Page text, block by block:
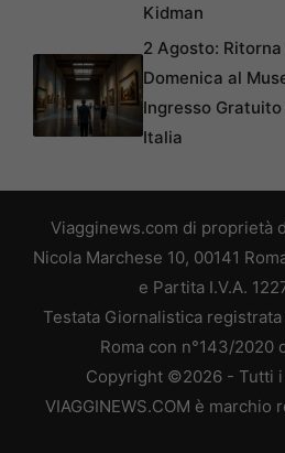
Kidman
2 Agosto: Ritorna
Domenica al
Ingresso
Italia
Viagginews.com di proprietà
Nicola Marchese 10, 00141
e Partita I.V.A.
Testata Giornalistica
Roma con n°143/2020
Copyright ©2026 - Tutti
VIAGGINEWS.COM è marchio